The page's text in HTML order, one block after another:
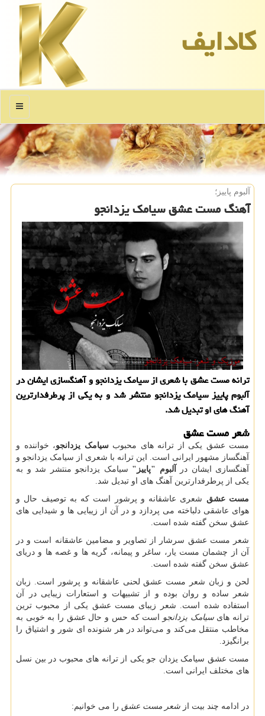
كادایف
منو
آلبوم پاییز؛
آهنگ مست عشق سیامک یزدانجو
ترانه مست عشق با شعری از سیامک یزدانجو و آهنگسازی ایشان در
آلبوم پاییز سیامک یزدانجو منتشر شد و به یکی از پرطرفدارترین
آهنگ های او تبدیل شد.
شعر مست عشق
مست عشق یکی از ترانه های محبوبسیامک یزدانجو، خواننده و
آهنگساز مشهور ایرانی است. این ترانه با شعری از سیامک یزدانجو و
آهنگسازی ایشان در
آلبوم "پاییز" سیامک یزدانجو منتشر شد و به
یکی از پرطرفدارترین آهنگ های او تبدیل شد.
مست عشق شعری عاشقانه و پرشور است که به توصیف حال و
هوای عاشقی دلباخته می پردازد و در آن از زیبایی ها و شیدایی های
عشق سخن گفته شده است.
شعر مست عشق سرشار از تصاویر و مضامین عاشقانه است و در
آن از چشمان مست یار، ساغر و پیمانه، گریه ها و غصه ها و دریای
عشق سخن گفته شده است.
لحن و زبان شعر مست عشق لحنی عاشقانه و پرشور است. زبان
شعر ساده و روان بوده و از تشبیهات و استعارات زیبایی در آن
استفاده شده است. شعر زیبای مست عشق یکی از محبوب‌ ترین
ترانه‌ هایسیامک یزدانجو است که حس و حال عشق را به خوبی به
مخاطب منتقل می‌کند و می‌تواند در هر شنونده ای شور و اشتیاق را
برانگیزد.
مست عشق سیامک یزدان جو یکی از ترانه های محبوب در بین نسل
های مختلف ایرانی است.
در ادامه چند بیت از شعر مست عشق را می خوانیم: